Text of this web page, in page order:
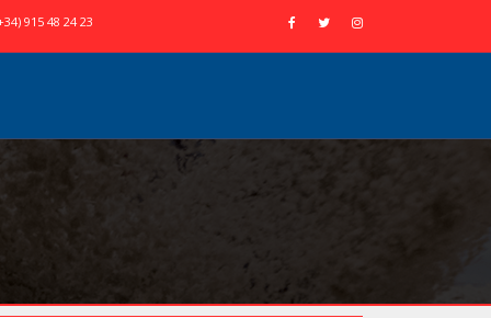
915 48 24 23